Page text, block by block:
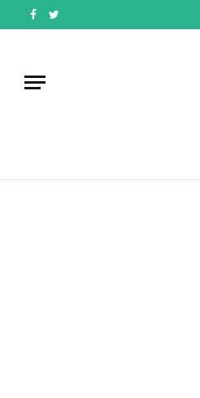
Facebook
Twitter